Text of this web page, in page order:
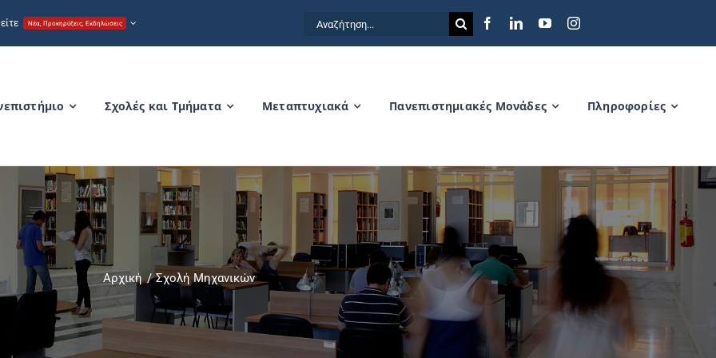
Νέα, Προκηρύξεις, Εκδηλώσεις
Αναζήτηση
for:
Σχολές και Τμήματα Μεταπτυχιακά Πανεπιστημιακές Μονάδες Πληροφορίες
Αρχική Σχολή Μηχανικών